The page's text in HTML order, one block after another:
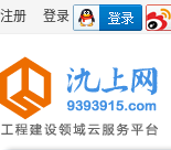
注册 登录